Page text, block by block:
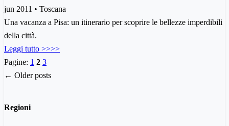
jun 2011 • Toscana
Una vacanza a Pisa: un itinerario per scoprire le bellezze imperdibili
della città.
Leggi tutto >>>>
Pagine: 1 2 3
← Older posts
Regioni